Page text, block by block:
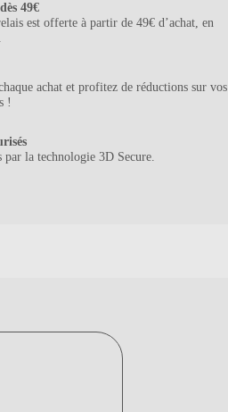
49€
est offerte à partir de 49€ d’achat, en
achat et profitez de réductions sur vos
!
par la technologie 3D Secure.